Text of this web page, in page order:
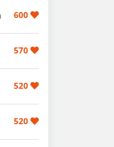
600
570
520
520